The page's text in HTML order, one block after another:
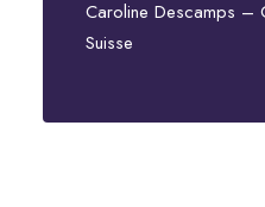
Caroline Descamps –
Suisse